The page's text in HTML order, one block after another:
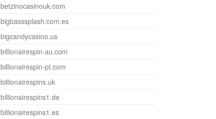
betzinocasinouk.com
bigbasssplash.com.es
bigcandycasino.us
billionairespin-au.com
billionairespin-pt.com
billionairespins.uk
billionairespins1.de
billionairespins1.es